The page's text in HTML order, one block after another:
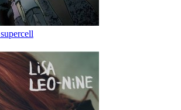
supercell